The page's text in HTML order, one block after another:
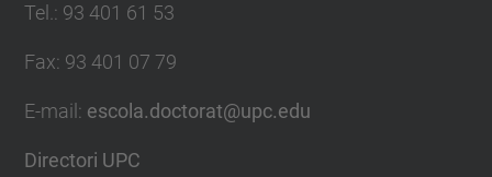
Tel.: 93 401 61 53
Fax: 93 401 07 79
E-mail : escola.doctorat@upc.edu
Directori UPC